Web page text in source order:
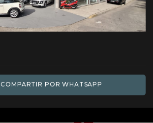
COMPARTIR POR WHATSAPP